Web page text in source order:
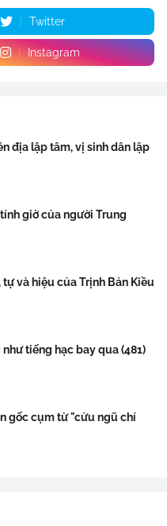
Twitter
Instagram
địa lập tâm, vị sinh dân lập
giờ của người Trung
và hiệu của Trịnh Bản Kiều
như tiếng hạc bay qua (481)
gốc cụm từ "cửu ngũ chí